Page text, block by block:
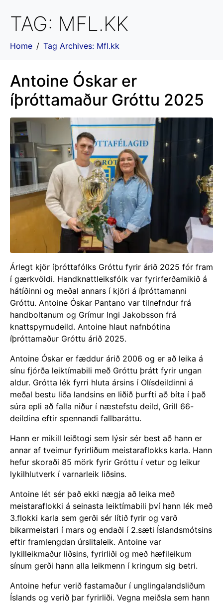
TAG: MFL.KK
Home Tag Archives: Mfl.kk
Antoine Óskar er
íþróttamaður Gróttu 2025
Árlegt kjör íþróttafólks Gróttu fyrir árið 2025 fór fram
í gærkvöldi. Handknattleiksfólk var fyrirferðamikið á
hátíðinni og meðal annars í kjöri á íþróttamanni
Gróttu. Antoine Óskar Pantano var tilnefndur frá
handboltanum og Grímur Ingi Jakobsson frá
knattspyrnudeild. Antoine hlaut nafnbótina
íþróttamaður Gróttu árið 2025.
Antoine Óskar er fæddur árið 2006 og er að leika á
sínu fjórða leiktímabili með Gróttu þrátt fyrir ungan
aldur. Grótta lék fyrri hluta ársins í Olísdeildinni á
meðal bestu liða landsins en liðið þurfti að bíta í það
súra epli að falla niður í næstefstu deild, Grill 66-
deildina eftir spennandi fallbaráttu.
Hann er mikill leiðtogi sem lýsir sér best að hann er
annar af tveimur fyrirliðum meistaraflokks karla. Hann
hefur skoraði 85 mörk fyrir Gróttu í vetur og leikur
lykilhlutverk í varnarleik liðsins.
Antoine lét sér það ekki nægja að leika með
meistaraflokki á seinasta leiktímabili því hann lék með
3.flokki karla sem gerði sér lítið fyrir og varð
bikarmeistari í mars og endaði í 2.sæti Íslandsmótsins
eftir framlengdan úrslitaleik. Antoine var
lykilleikmaður liðsins, fyrirliði og með hæfileikum
sínum gerði hann alla leikmenn í kringum sig betri.
Antoine hefur verið fastamaður í unglingalandsliðum
Íslands og verið þar fyrirliði. Vegna meiðsla sem hann